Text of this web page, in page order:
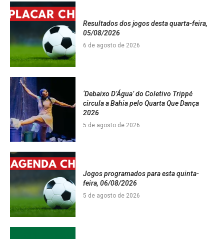
Resultados dos jogos desta quarta-feira,
05/08/2026
6 de agosto de 2026
‘Debaixo D’Água’ do Coletivo Trippé
circula a Bahia pelo Quarta Que Dança
2026
5 de agosto de 2026
Jogos programados para esta quinta-
feira, 06/08/2026
5 de agosto de 2026